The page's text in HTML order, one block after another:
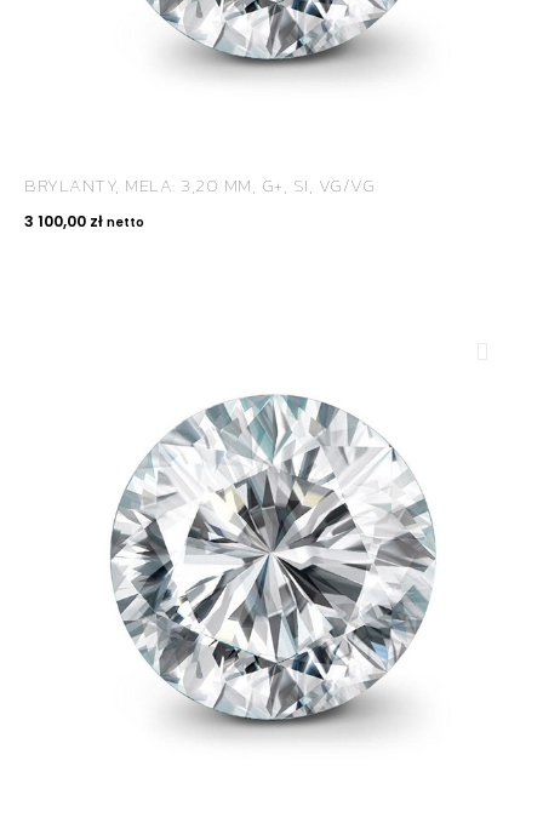
BRYLANTY, MELA: 3,20 MM, G+, SI, VG/VG
3 100,00 zł netto
ROYAL DIAMONDS
Diamenty | Biżuteria | Kamienie dla jubilerów
SALON SPRZEDAŻY